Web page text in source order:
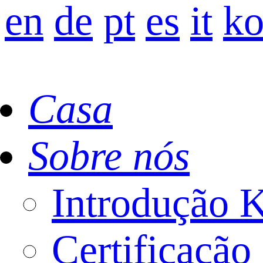
en de pt es it
Casa
Sobre nós
Introdução
Certificação